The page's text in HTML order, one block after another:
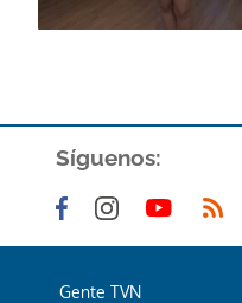
Síguenos:
Gente TVN